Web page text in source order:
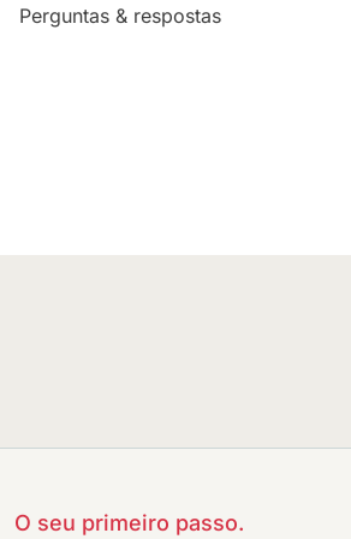
Perguntas & respostas
O seu primeiro passo.